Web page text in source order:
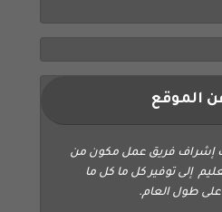
الموقع
إشراف فريق عمل مكون من
إلى توفير كل ما كل ما
على طول العام.